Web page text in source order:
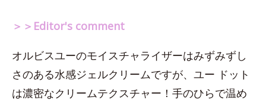
＞＞Editor's comment
オルビスユーのモイスチャライザーはみずみずし
さのある水感ジェルクリームですが、ユー ドット
は濃密なクリームテクスチャー！手のひらで温め